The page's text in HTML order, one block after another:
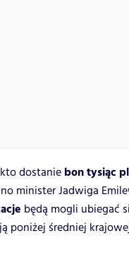
dostanie bon tysiąc
minister Jadwiga
będą mogli ubiegać
poniżej średniej